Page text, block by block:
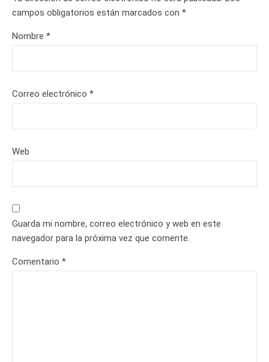
campos obligatorios están marcados con *
Nombre *
Correo electrónico *
Web
Guarda mi nombre, correo electrónico y web en este
navegador para la próxima vez que comente.
Comentario *